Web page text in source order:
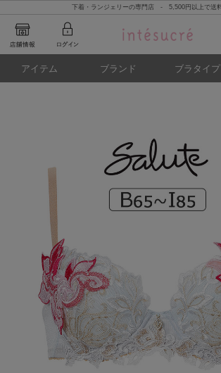
下着・ランジェリーの専門店 - 5,500円以上で送
アイテム ブランド ブラタイプ